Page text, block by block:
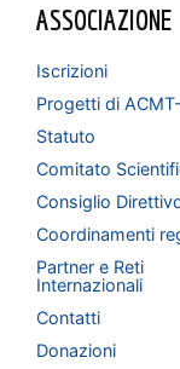
ASSOCIAZIONE
Iscrizioni
Progetti di
Statuto
Comitato
Consiglio
Coordinamenti
Partner e Reti
Internazionali
Contatti
Donazioni